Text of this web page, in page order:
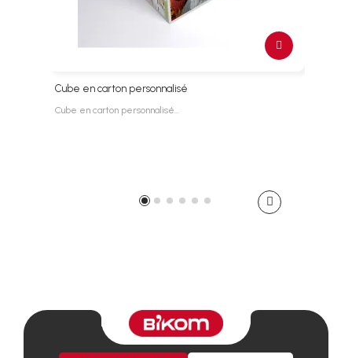
Cube en carton personnalisé
Cube en carton personnalisé…